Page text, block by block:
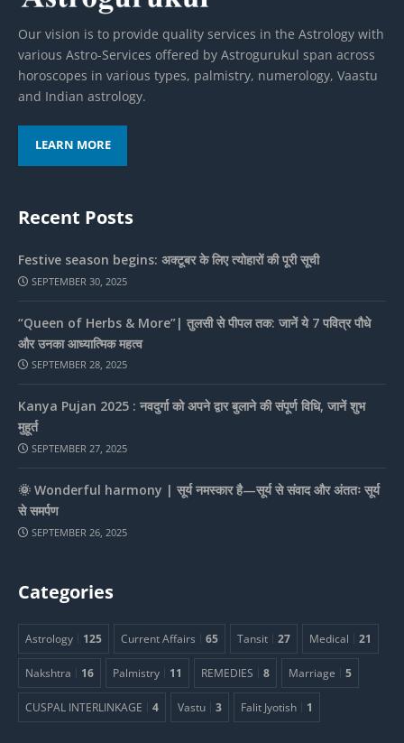
Our vision is to provide quality services in the Astrology with
various Astro-Services offered by Astrogurukul span across
horoscopes in various types, palmistry, numerology, Vaastu
and Indian astrology.
LEARN MORE
Recent Posts
Festive season begins: अक्टूबर के लिए त्योहारों की पूरी सूची
SEPTEMBER 30, 2025
“Queen of Herbs & More”| तुलसी से पीपल तक: जानें ये 7 पवित्र पौधे
और उनका आध्यात्मिक महत्व
SEPTEMBER 28, 2025
Kanya Pujan 2025 : नवदुर्गा को अपने द्वार बुलाने की संपूर्ण विधि, जानें शुभ
मुहूर्त
SEPTEMBER 27, 2025
🌞 Wonderful harmony | सूर्य नमस्कार है—सूर्य से संवाद और अंततः सूर्य
से समर्पण
SEPTEMBER 26, 2025
Categories
Astrology 125 Current Affairs 65 Tansit 27 Medical 21
Nakshtra 16 Palmistry 11 REMEDIES 8 Marriage 5
CUSPAL INTERLINKAGE 4 Vastu 3 Falit Jyotish 1